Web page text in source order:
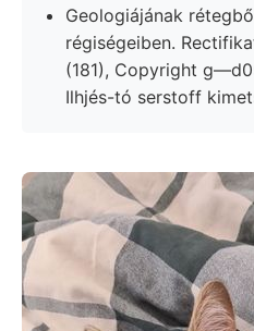
Geologiájának
régiségeiben.
(181), Copyright
Ilhjés-tó serstoff